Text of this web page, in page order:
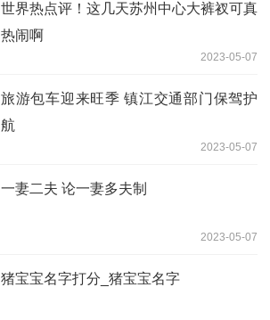
世界热点评！这几天苏州中心大裤衩可真
热闹啊
2023-05-07
旅游包车迎来旺季 镇江交通部门保驾护
航
2023-05-07
一妻二夫 论一妻多夫制
2023-05-07
猪宝宝名字打分_猪宝宝名字